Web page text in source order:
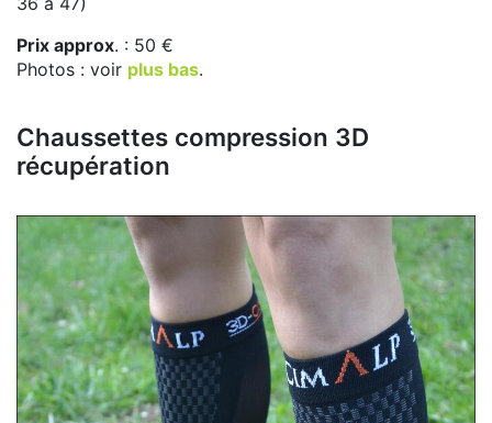
Prix approx. : 50 €
Photos : voir plus bas.
Chaussettes compression 3D
récupération